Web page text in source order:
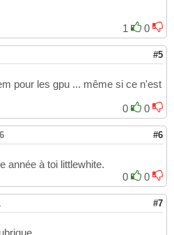
1
0
#5
pour les gpu ... même si ce n'est
0
0
#6
année à toi littlewhite.
0
0
#7